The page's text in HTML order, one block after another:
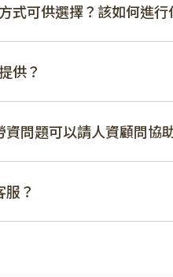
式可供選擇？該如何進行
供？
資問題可以請人資顧問協
？